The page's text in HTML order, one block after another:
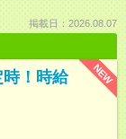
掲載日：2026.08.07
NEW
時！時給